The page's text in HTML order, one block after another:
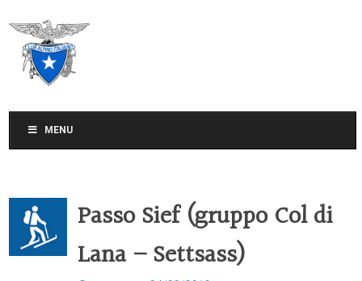
MENU
Passo Sief (gruppo Col di
Lana – Settsass)